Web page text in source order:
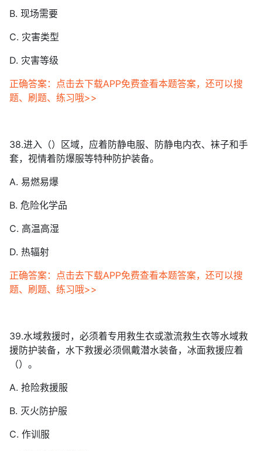
B. 现场需要
C. 灾害类型
D. 灾害等级
正确答案：点击去下载APP免费查看本题答案，还可以搜
题、刷题、练习哦>>
38.进入（）区域，应着防静电服、防静电内衣、袜子和手
套，视情着防爆服等特种防护装备。
A. 易燃易爆
B. 危险化学品
C. 高温高湿
D. 热辐射
正确答案：点击去下载APP免费查看本题答案，还可以搜
题、刷题、练习哦>>
39.水域救援时，必须着专用救生衣或激流救生衣等水域救
援防护装备，水下救援必须佩戴潜水装备，冰面救援应着
（）。
A. 抢险救援服
B. 灭火防护服
C. 作训服